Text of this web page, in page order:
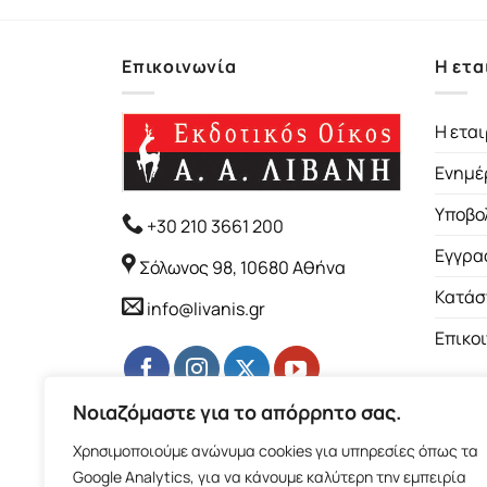
Νοιαζόμαστε για το απόρρητο σας.
Χρησιμοποιούμε ανώνυμα cookies για υπηρεσίες όπως τα
Google Analytics, για να κάνουμε καλύτερη την εμπειρία
Επικοινωνία
+30 210 3661 200
Σόλωνος 98, 10680 Αθήνα
info@livanis.gr
Η
Η